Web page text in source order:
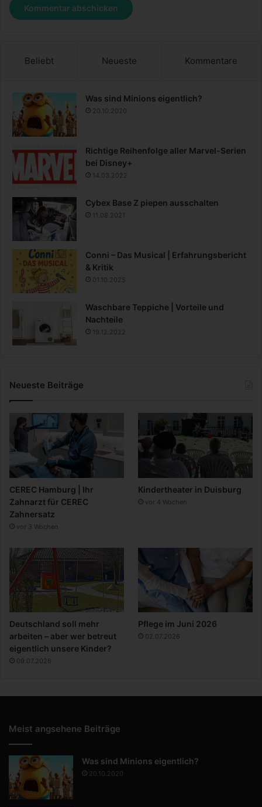
Beliebt Neueste Kommentare
Was sind Minions eigentlich?
20.10.2020
Richtige Reihenfolge aller Marvel-Serien
bei Disney+
14.03.2022
Cybex Base Z piepen ausschalten
11.08.2021
Conni – Das Musical | Erfahrungsbericht
& Kritik
01.10.2025
Waschbare Teppiche | Vorteile und
Nachteile
19.12.2022
Neueste Beiträge
CEREC Hamburg | Ihr
Zahnarzt für CEREC
Zahnersatz
vor 3 Wochen
Kindertheater in Duisburg
vor 4 Wochen
Deutschland soll mehr
arbeiten – aber wer betreut
eigentlich unsere Kinder?
09.07.2026
Pflege im Juni 2026
02.07.2026
Meist angsehene Beiträge
Was sind Minions eigentlich?
20.10.2020